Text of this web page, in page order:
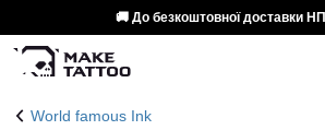
🚚 До безкоштовної доставки НП
World famous Ink